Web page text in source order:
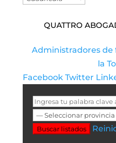
Quattro
Administradores de
la
Facebook Twitter
Buscar listados